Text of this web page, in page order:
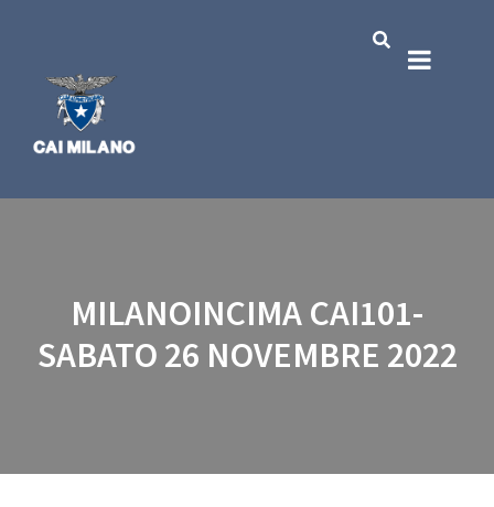
MILANOINCIMA CAI101-
SABATO 26 NOVEMBRE 2022